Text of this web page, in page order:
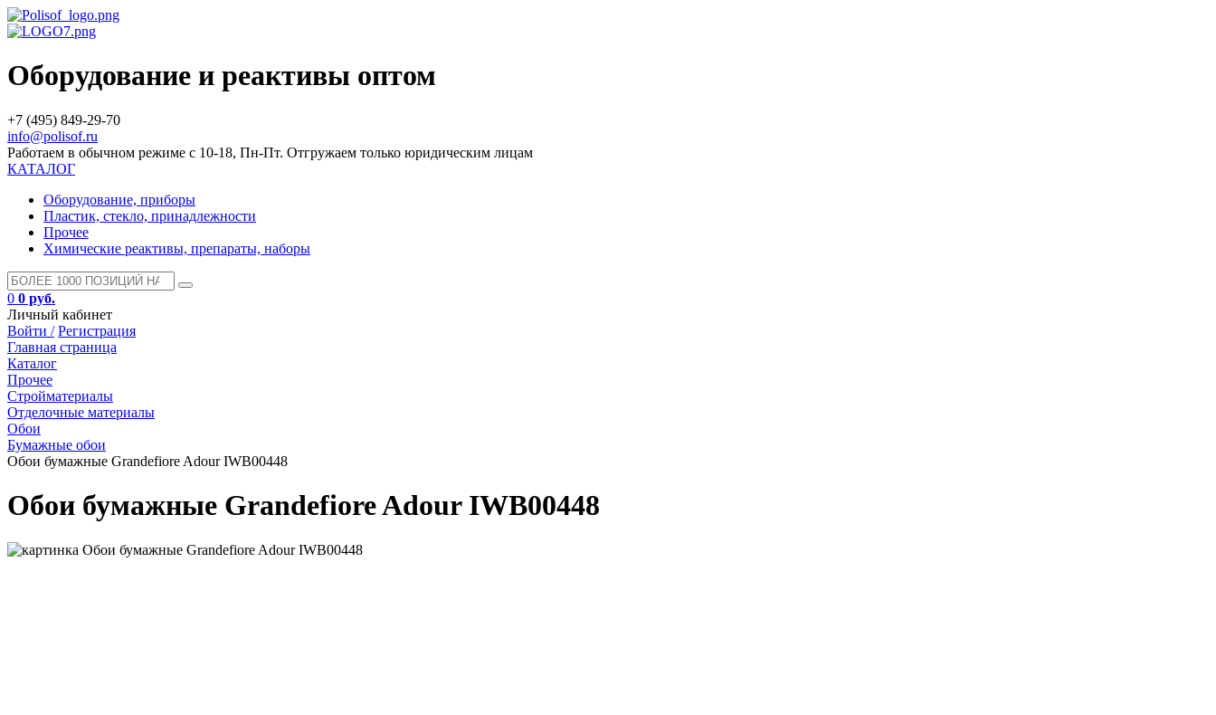
Оборудование и реактивы оптом
+7 (495) 849-29-70
info@polisof.ru
Работаем в обычном режиме с 10-18, Пн-Пт. Отгружаем только юридическим лицам
КАТАЛОГ
Оборудование, приборы
Пластик, стекло, принадлежности
Прочее
Химические реактивы, препараты, наборы
0 0 руб.
Личный кабинет
Войти / Регистрация
Главная страница
Каталог
Прочее
Стройматериалы
Отделочные материалы
Обои
Бумажные обои
Обои бумажные Grandefiore Adour IWB00448
Обои бумажные Grandefiore Adour IWB00448